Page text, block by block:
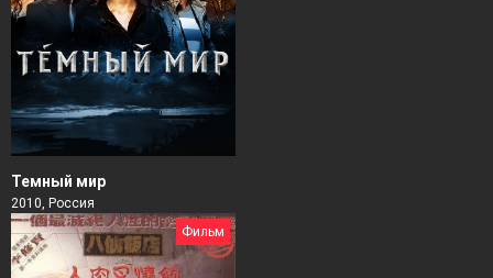
Темный мир
2010, Россия
Фильм